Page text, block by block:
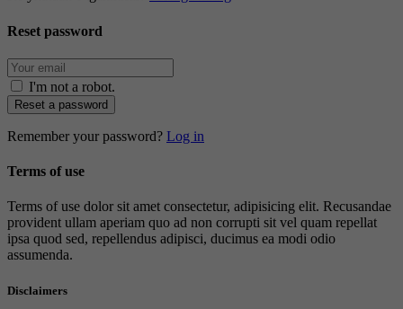
Reset password
I'm not a robot.
Reset a password
Remember your password? Log in
Terms of use
Terms of use dolor sit amet consectetur, adipisicing elit. Recusandae
provident ullam aperiam quo ad non corrupti sit vel quam repellat
ipsa quod sed, repellendus adipisci, ducimus ea modi odio
assumenda.
Disclaimers